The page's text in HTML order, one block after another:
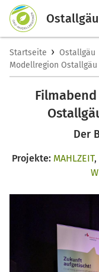
Ostallgäu
Startseite › Ostallgäu
Modellregion
Der
Projekte: MAHLZEIT,